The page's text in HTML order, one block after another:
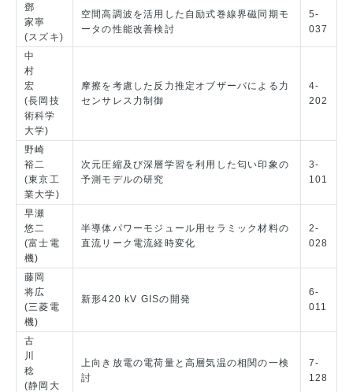
鄧
家寧
(スズキ)
空間高調波を活用した自励式巻線界磁同期モ
ータの性能改善検討
5-
037
中
村
宏
(長岡技
術科学
大学)
摩擦を考慮した反力推定オブザーバによる力
センサレス力制御
4-
202
野崎
裕二
(東京工
業大学)
次元圧縮及び深層学習を利用した匂い印象の
予測モデルの研究
3-
101
早瀬
悠二
(富士電
機)
半導体パワーモジュール用セラミック材料の
直流リーク電流経時変化
2-
028
藤岡
将広
(三菱電
機)
新形420 kV GISの開発
6-
011
古
川
稔
(静岡大
上向き放電の電荷量と高層気温の相関の一検
討
7-
128